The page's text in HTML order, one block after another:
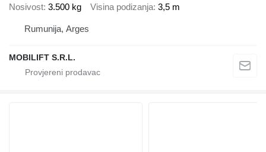
Nosivost 3.500 kg Visina podizanja 3,5 m
Rumunija, Arges
MOBILIFT S.R.L.